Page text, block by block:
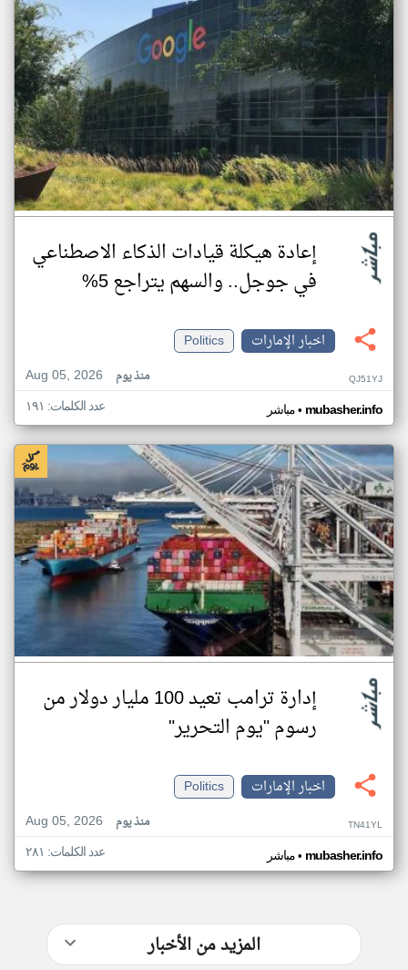
إعادة هيكلة قيادات الذكاء الاصطناعي
في جوجل.. والسهم يتراجع 5%
اخبار الإمارات
Politics
Aug 05, 2026
منذ يوم QJ51YJ
مباشر• mubasher.info عدد الكلمات: ١٩١
إدارة ترامب تعيد 100 مليار دولار من
رسوم "يوم التحرير"
اخبار الإمارات
Politics
Aug 05, 2026
منذ يوم TN41YL
مباشر• mubasher.info عدد الكلمات: ٢٨١
المزيد من الأخبار